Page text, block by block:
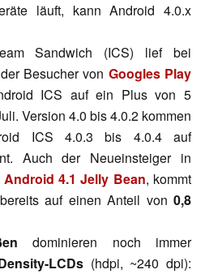
läuft, kann Android 4.0.x
Sandwich (ICS) lief bei
Besucher von Googles Play
ICS auf ein Plus von 5
Version 4.0 bis 4.0.2 kommen
ICS 4.0.3 bis 4.0.4 auf
Auch der Neueinsteiger in
Android 4.1 Jelly Bean, kommt
auf einen Anteil von 0,8
dominieren noch immer
LCDs (hdpi, ~240 dpi):